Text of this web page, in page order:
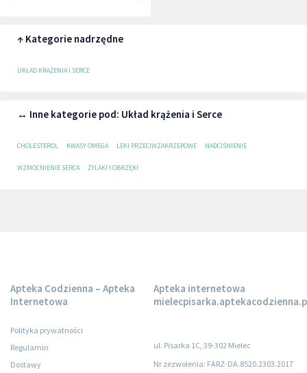
↑ Kategorie nadrzędne
UKŁAD KRĄŻENIA I SERCE
↔ Inne kategorie pod: Układ krążenia i Serce
CHOLESTEROL KWASY OMEGA LEKI PRZECIWZAKRZEPOWE NADCIŚNIENIE
WZMOCNIENIE SERCA ŻYLAKI I OBRZĘKI
Apteka Codzienna – Apteka
Internetowa
Polityka prywatności
Regulamin
Dostawy
Apteka internetowa
ul. Pisarka 1C, 39-302 Mielec
Nr zezwolenia: FARZ-DA.8520.2303.2017